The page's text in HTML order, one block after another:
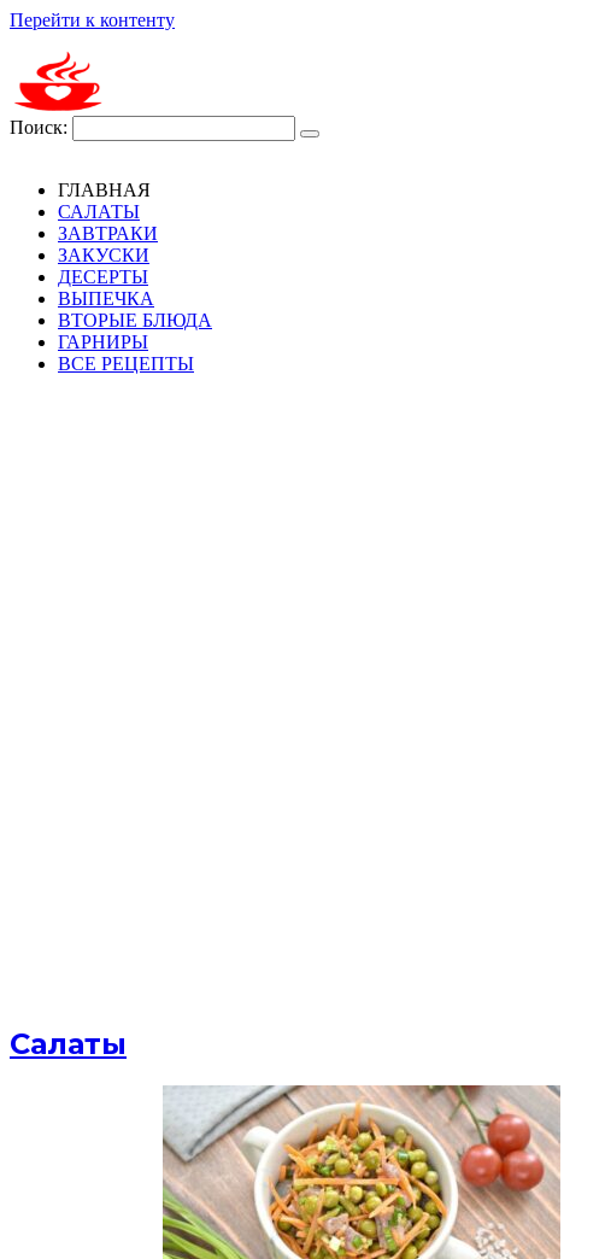
Перейти к контенту
Поиск:
ГЛАВНАЯ
САЛАТЫ
ЗАВТРАКИ
ЗАКУСКИ
ДЕСЕРТЫ
ВЫПЕЧКА
ВТОРЫЕ БЛЮДА
ГАРНИРЫ
ВСЕ РЕЦЕПТЫ
Салаты